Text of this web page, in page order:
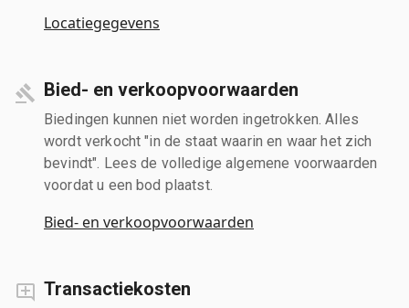
Locatiegegevens
Bied- en verkoopvoorwaarden
Biedingen kunnen niet worden ingetrokken. Alles
wordt verkocht "in de staat waarin en waar het zich
bevindt". Lees de volledige algemene voorwaarden
voordat u een bod plaatst.
Bied- en verkoopvoorwaarden
Transactiekosten